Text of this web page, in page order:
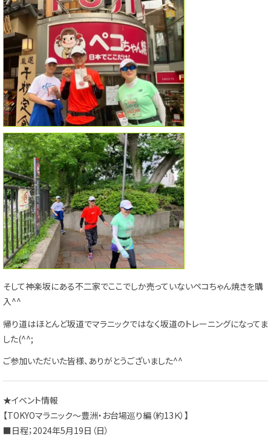
そして神楽坂にある不二家でここでしか売っていないペコちゃん焼きを購
入^^
帰り道はほとんど坂道でマラニックではなく坂道のトレーニングになってま
した(^^;
ご参加いただいた皆様、ありがとうございました^^
★イベント情報
【TOKYOマラニック～豊洲・お台場巡り編（約13Ｋ）】
■日程；2024年5月19日（日）